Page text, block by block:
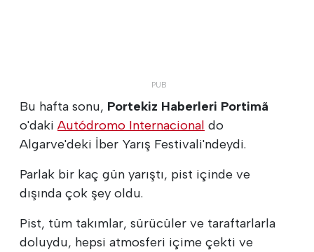
Bu hafta sonu, Portekiz Haberleri Portimã
o'dakiAutódromo Internacional do
Algarve'deki İber Yarış Festivali'ndeydi.
Parlak bir kaç gün yarıştı, pist içinde ve
dışında çok şey oldu.
Pist, tüm takımlar, sürücüler ve taraftarlarla
doluydu, hepsi atmosferi içime çekti ve